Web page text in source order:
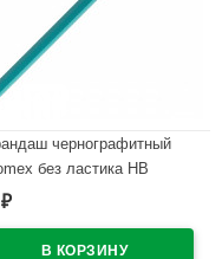
чернографитный
без ластика НВ
корпус пластиковый
₽